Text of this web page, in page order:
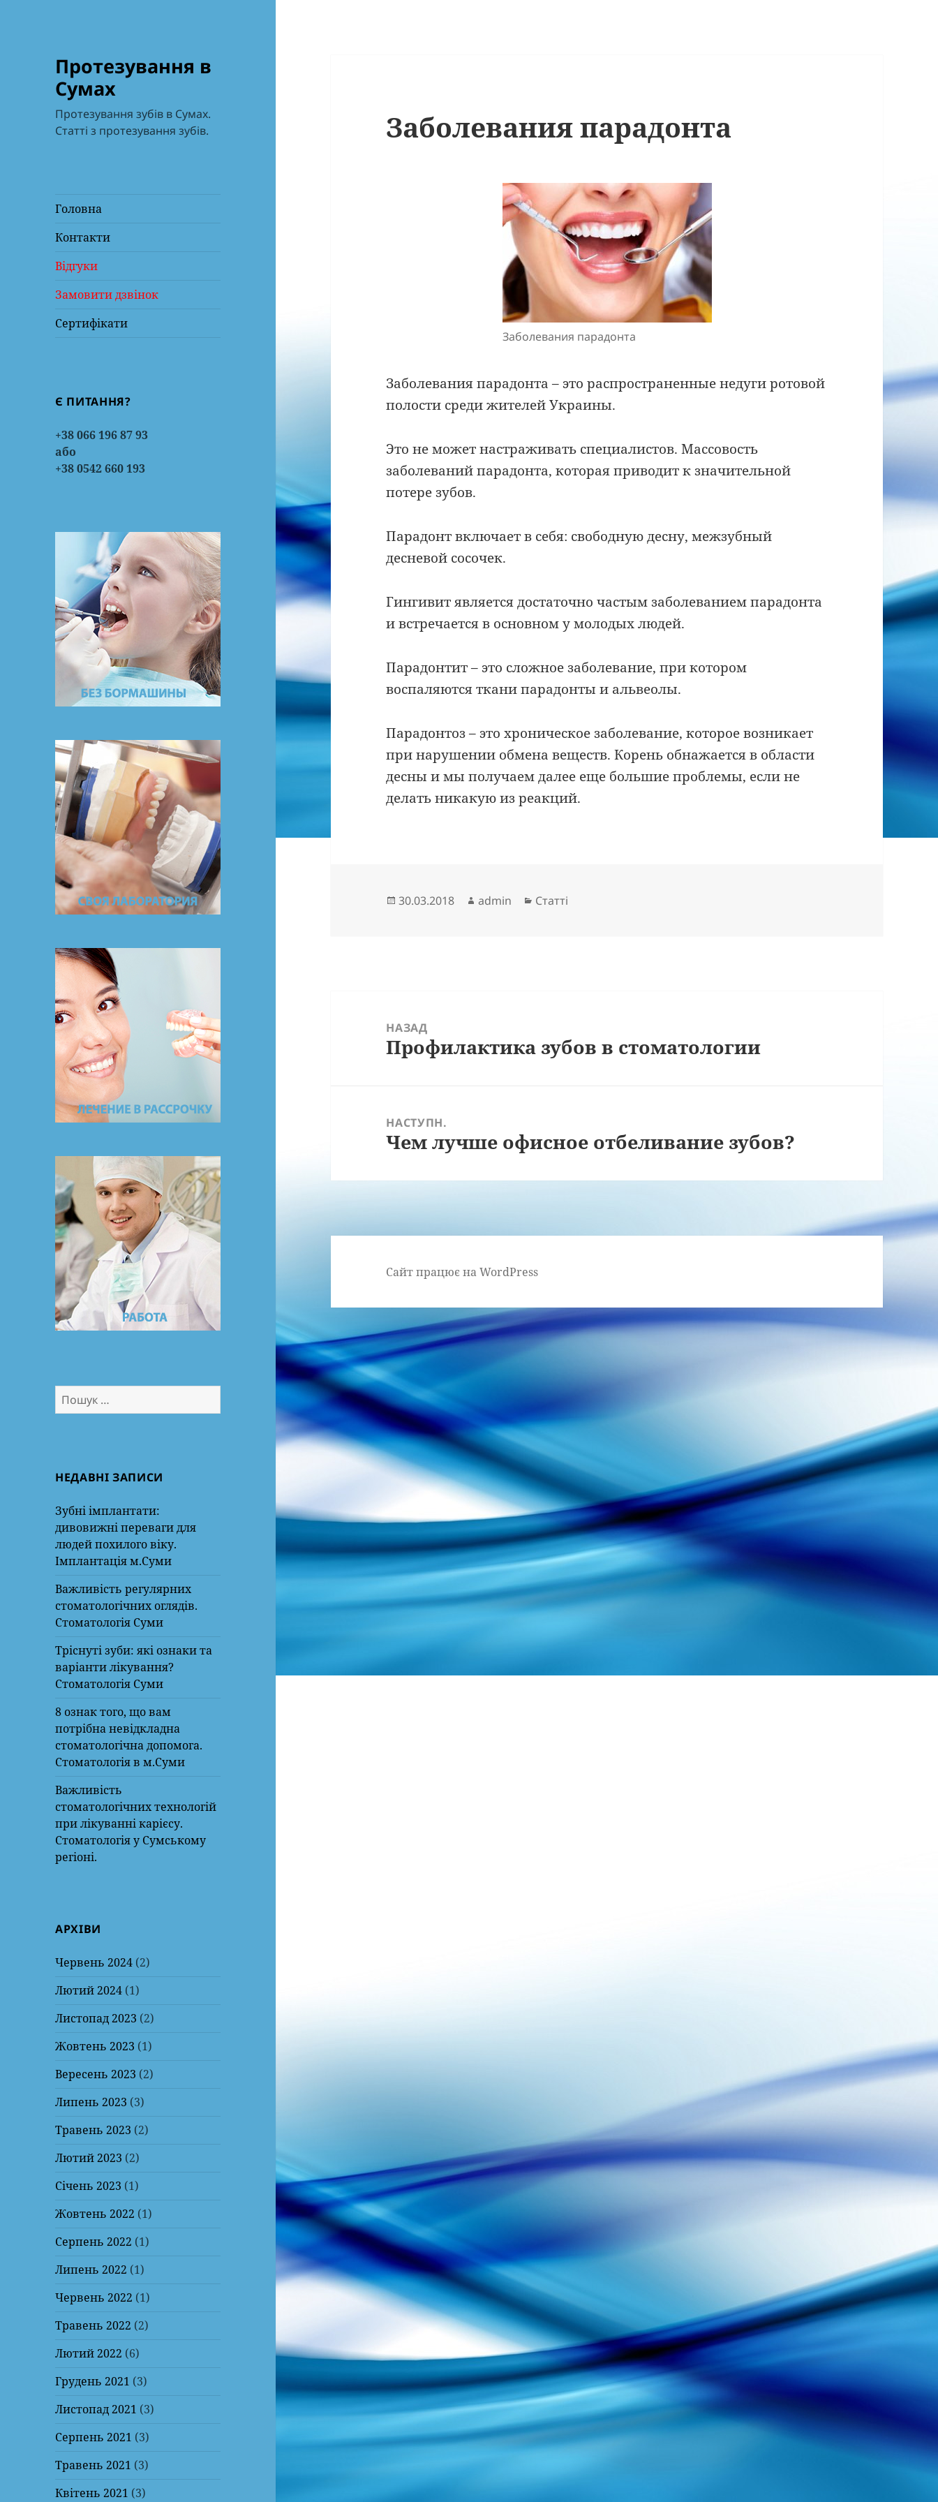
Протезування в
Сумах
Протезування зубів в Сумах.
Статті з протезування зубів.
Головна
Контакти
Відгуки
Замовити дзвінок
Сертифікати
Є ПИТАННЯ?
+38 066 196 87 93
або
+38 0542 660 193
Пошук:
НЕДАВНІ ЗАПИСИ
Зубні імплантати:
дивовижні переваги для
людей похилого віку.
Імплантація м.Суми
Важливість регулярних
стоматологічних оглядів.
Стоматологія Суми
Тріснуті зуби: які ознаки та
варіанти лікування?
Стоматологія Суми
8 ознак того, що вам
потрібна невідкладна
стоматологічна допомога.
Стоматологія в м.Суми
Важливість
стоматологічних технологій
при лікуванні карієсу.
Стоматологія у Сумському
регіоні.
АРХІВИ
Червень 2024 (2)
Лютий 2024 (1)
Листопад 2023 (2)
Жовтень 2023 (1)
Вересень 2023 (2)
Липень 2023 (3)
Травень 2023 (2)
Лютий 2023 (2)
Січень 2023 (1)
Жовтень 2022 (1)
Серпень 2022 (1)
Липень 2022 (1)
Червень 2022 (1)
Травень 2022 (2)
Лютий 2022 (6)
Грудень 2021 (3)
Листопад 2021 (3)
Серпень 2021 (3)
Травень 2021 (3)
Квітень 2021 (3)
Заболевания парадонта
Заболевания парадонта
Заболевания парадонта – это распространенные недуги ротовой
полости среди жителей Украины.
Это не может настраживать специалистов. Массовость
заболеваний парадонта, которая приводит к значительной
потере зубов.
Парадонт включает в себя: свободную десну, межзубный
десневой сосочек.
Гингивит является достаточно частым заболеванием парадонта
и встречается в основном у молодых людей.
Парадонтит – это сложное заболевание, при котором
воспаляются ткани парадонты и альвеолы.
Парадонтоз – это хроническое заболевание, которое возникает
при нарушении обмена веществ. Корень обнажается в области
десны и мы получаем далее еще большие проблемы, если не
делать никакую из реакций.
Опубліковано
30.03.2018 Автор
admin Категорії
Статті
НАЗАД
Попередній
Профилактика зубов в стоматологии
НАСТУПН.
Наступний
Чем лучше офисное отбеливание зубов?
Сайт працює на WordPress